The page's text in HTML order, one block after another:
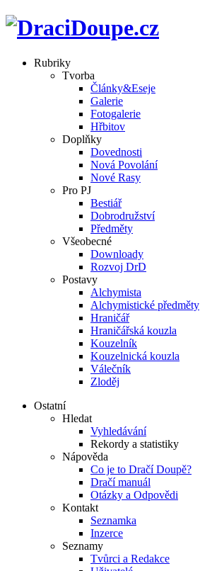
Rubriky
Tvorba
Články&Eseje
Galerie
Fotogalerie
Hřbitov
Doplňky
Dovednosti
Nová Povolání
Nové Rasy
Pro PJ
Bestiář
Dobrodružství
Předměty
Všeobecné
Downloady
Rozvoj DrD
Postavy
Alchymista
Alchymistické předměty
Hraničář
Hraničářská kouzla
Kouzelník
Kouzelnická kouzla
Válečník
Zloděj
Ostatní
Hledat
Vyhledávání
Rekordy a statistiky
Nápověda
Co je to Dračí Doupě?
Dračí manuál
Otázky a Odpovědi
Kontakt
Seznamka
Inzerce
Seznamy
Tvůrci a Redakce